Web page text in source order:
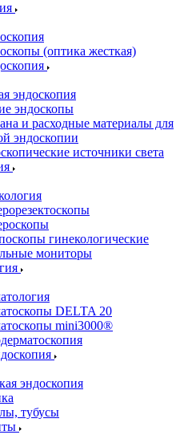
(оптика жесткая)
эндоскопия
эндоскопы
и расходные материалы для
эндоскопии
источники света
гинекологические
мониторы
DELTA 20
mini3000®
эндоскопия
тубусы